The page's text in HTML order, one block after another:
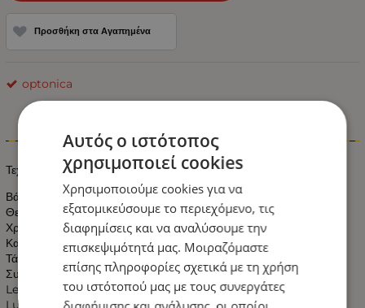
Προσθήκη στα Αγαπημένα
optonica
Πληροφορίες
Τεχνικά χαρακτηριστικά Λαμπτήρα Led :
Βάση : E14
Θερμοκρασία Χρώματος : 4500K
Χρώμα Φωτισμού : Λευκό Ημέρας
Κατανάλωση : 4 Watt
Τάση Εισόδου : 230 V AC
Συχνότητα λειτουργίας: : 50-60Hz
Led brand Chip : Epistar
Αυτός ο ιστότοπος
χρησιμοποιεί cookies
Χρησιμοποιούμε cookies για να
εξατομικεύσουμε το περιεχόμενο, τις
διαφημίσεις και να αναλύσουμε την
επισκεψιμότητά μας. Μοιραζόμαστε
επίσης πληροφορίες σχετικά με τη χρήση
του ιστότοπού μας με τους συνεργάτες